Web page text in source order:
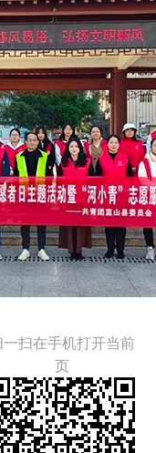
一扫在手机打开当前
页